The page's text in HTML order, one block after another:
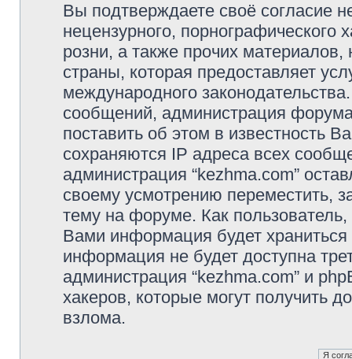
Вы подтверждаете своё согласие
нецензурного, порнографического
розни, а также прочих
страны, которая предоставляет
международного
сообщений, администрация
поставить об этом в известность
сохраняются IP адреса всех
администрация “kezhma.com”
своему усмотрению переместить,
тему на форуме. Как
Вами информация будет
информация не будет доступна
администрация “kezhma.com” и
хакеров, которые могут получить
взлома.